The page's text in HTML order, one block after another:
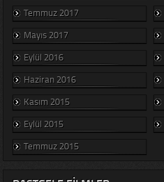
Temmuz 2017
Mayıs 2017
Eylül 2016
Haziran 2016
Kasım 2015
Eylül 2015
Temmuz 2015